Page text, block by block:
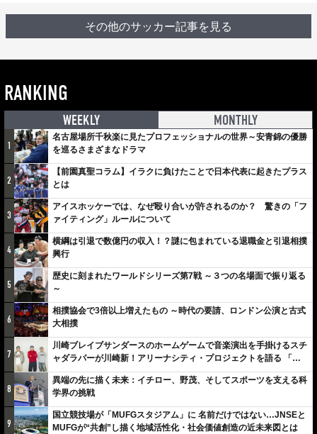
その他のサッカー記事を見る
RANKING
WEEKLY MONTHLY
1
名古屋場所千秋楽に見たプロフェッショナルの世界～安青錦の優勝
を巡るさまざまなドラマ
2
【前園真聖コラム】イラクに負けたことで日本代表に起きたプラス
とは
3
アイスホッケーでは、なぜ殴り合いが許されるのか？ 驚きの「フ
ァイティング」ルールについて
4
横綱は引退で数億円の収入！？謎に包まれている退職金と引退相撲
興行
5
歴史に刻まれたワールドシリーズ第7戦 ～３つの名場面で振り返る
～
6
相撲協会で3倍以上増えたもの ～時代の要請、ロンドン公演と古式
大相撲
7
川崎ブレイブサンダースのホームゲームで音楽演出を手掛けるスチ
ャダラパーが川崎新！アリーナシティ・プロジェクトを語る 「楽
しみでしかないでしょ。川崎は、ずっと成長曲線だから」
8
異端の先に描く未来：イチロー、野茂、そしてスポーツを支える科
学界の挑戦
9
国立競技場が「MUFGスタジアム」に 名前だけではない…JNSEと
MUFGが“共創”し描く地域活性化・社会価値創造の近未来図とは